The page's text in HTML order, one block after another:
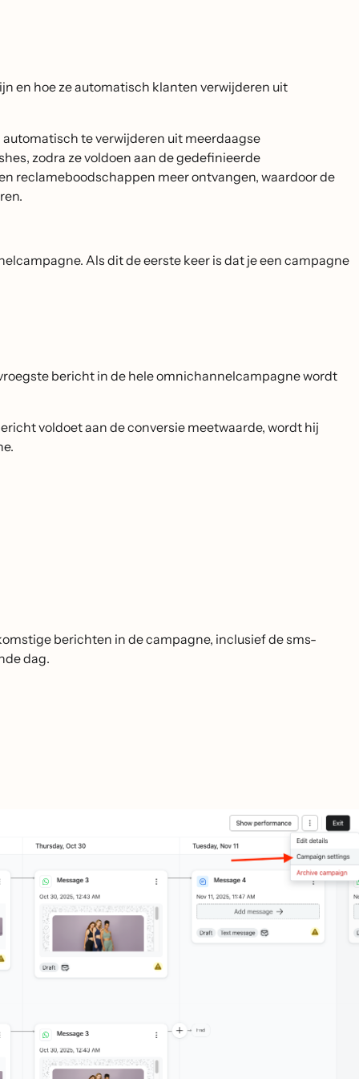
en hoe ze automatisch klanten verwijderen uit
te verwijderen uit meerdaagse
zodra ze voldoen aan de gedefinieerde
reclameboodschappen meer ontvangen, waardoor de
Als dit de eerste keer is dat je een campagne
bericht in de hele omnichannelcampagne wordt
voldoet aan de conversie meetwaarde, wordt hij
berichten in de campagne, inclusief de sms-
dag.